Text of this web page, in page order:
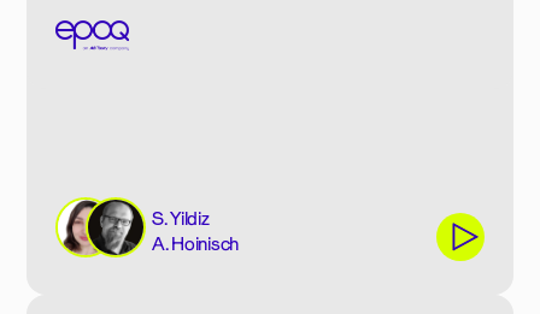
S. Yildiz
A. Hoinisch